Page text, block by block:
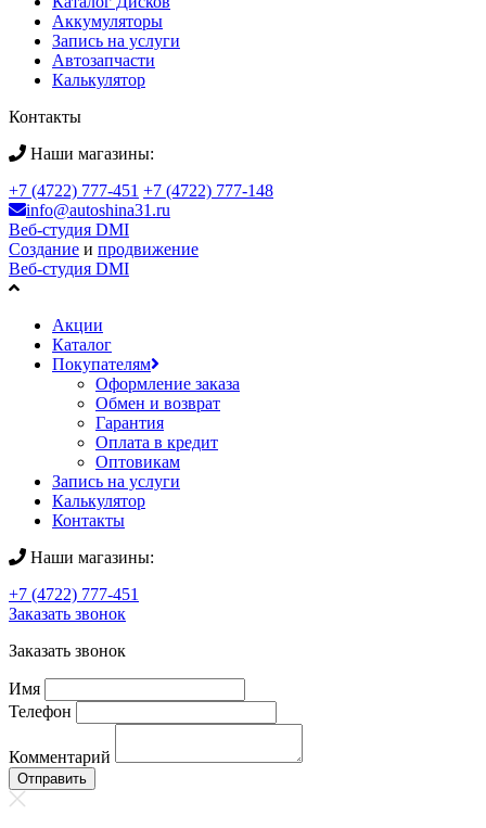
Аккумуляторы
Запись на услуги
Автозапчасти
Калькулятор
Контакты
Наши магазины:
+7 (4722) 777-451 +7 (4722) 777-148
info@autoshina31.ru
Веб-студия DMI
Создание и продвижение
Веб-студия DMI
Акции
Каталог
Покупателям
Оформление заказа
Обмен и возврат
Гарантия
Оплата в кредит
Оптовикам
Запись на услуги
Калькулятор
Контакты
Наши магазины:
+7 (4722) 777-451
Заказать звонок
Заказать звонок
Имя
Телефон
Комментарий
Отправить